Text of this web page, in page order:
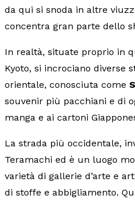
da qui si snoda in altre
concentra gran parte dello
In realtà, situate proprio in
Kyoto, si incrociano diverse
orientale, conosciuta come
souvenir più pacchiani e di
manga e ai cartoni
La strada più occidentale,
Teramachi ed è un luogo
varietà di gallerie d’arte e
di stoffe e abbigliamento.